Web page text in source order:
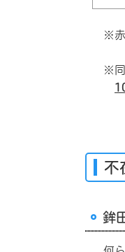
※赤
※同
不
鉾